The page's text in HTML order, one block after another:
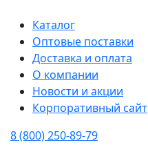
Каталог
Оптовые поставки
Доставка и оплата
О компании
Новости и акции
Корпоративный сайт
8 (800) 250-89-79